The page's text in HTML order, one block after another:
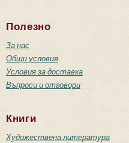
Полезно
За нас
Общи условия
Условия за доставка
Въпроси и отговори
Книги
Художествена литература